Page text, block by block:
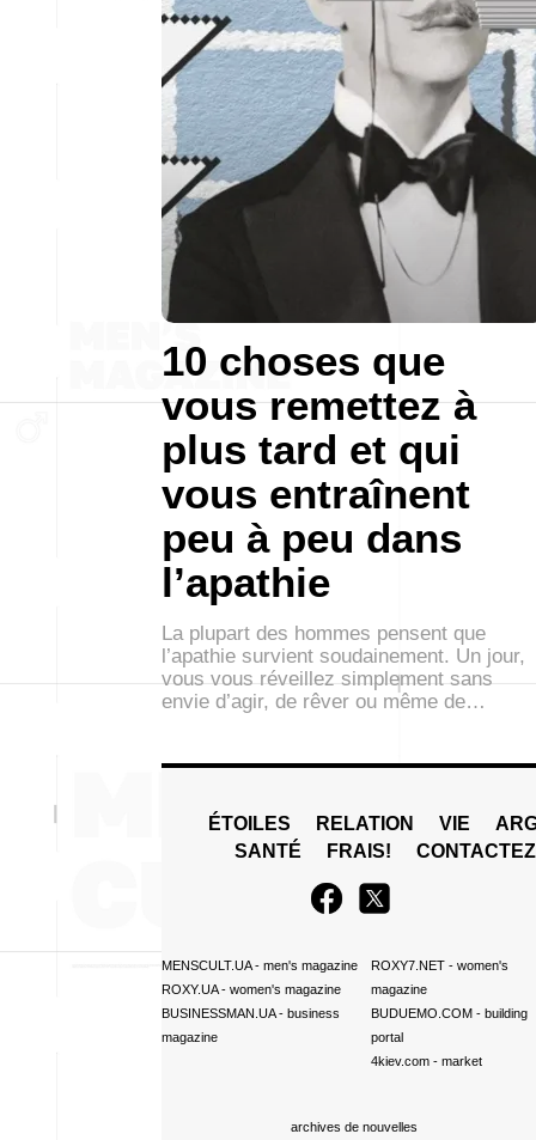
10 choses que
vous remettez à
plus tard et qui
vous entraînent
peu à peu dans
l’apathie
La plupart des hommes pensent que
l’apathie survient soudainement. Un jour,
vous vous réveillez simplement sans
envie d’agir, de rêver ou même de…
ÉTOILES RELATION VIE
SANTÉ
FRAIS!
MENSCULT.UA- men's magazine
ROXY.UA- women's magazine
BUSINESSMAN.UA- business
magazine
ROXY7.NET- women's
magazine
BUDUEMO.COM- building
portal
4kiev.com- market
archives de nouvelles